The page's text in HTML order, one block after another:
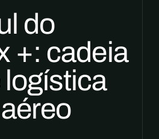
do
+: cadeia
logística